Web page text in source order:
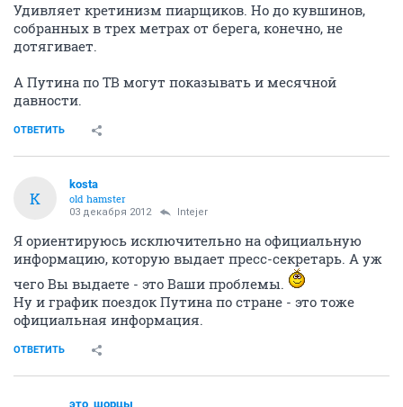
Удивляет кретинизм пиарщиков. Но до кувшинов,
собранных в трех метрах от берега, конечно, не
дотягивает.
А Путина по ТВ могут показывать и месячной
давности.
ОТВЕТИТЬ
K
kosta
old hamster
03 декабря 2012 Intejer
Я ориентируюсь исключительно на официальную
информацию, которую выдает пресс-секретарь. А уж
чего Вы выдаете - это Ваши проблемы.
Ну и график поездок Путина по стране - это тоже
официальная информация.
ОТВЕТИТЬ
это_шорцы